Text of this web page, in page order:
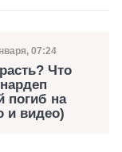
публикации
07:24
Что
погиб на
и видео)